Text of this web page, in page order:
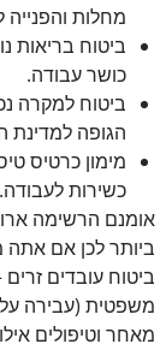
מחלות
ביטוח בריאות
כושר עבודה.
ביטוח למקרה
הגופה למדינת
מימון כרטיס
כשירות לעבודה.
אומנם הרשימה
ביותר לכן אם אתה
ביטוח עובדים
משפטית (עבירה על
מאחר וטיפולים